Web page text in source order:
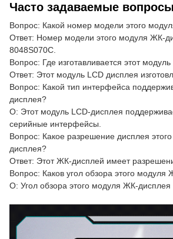
Часто задаваемые вопросы
Вопрос: Какой номер модели этого
Ответ: Номер модели этого модуля ЖК-
8048S070C.
Вопрос: Где изготавливается этот
Ответ: Этот модуль LCD дисплея
Вопрос: Какой тип интерфейса
дисплея?
О: Этот модуль LCD-дисплея
серийные интерфейсы.
Вопрос: Какое разрешение дисплея
дисплея?
Ответ: Этот ЖК-дисплей имеет
Вопрос: Каков угол обзора этого модуля
О: Угол обзора этого модуля ЖК-дисплея